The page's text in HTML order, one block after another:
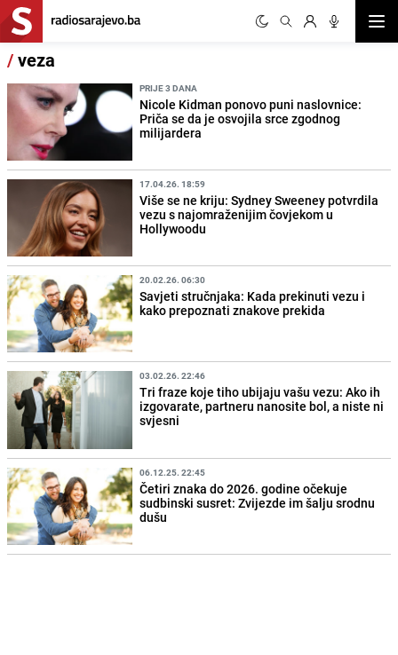
/veza
PRIJE 3 DANA
Nicole Kidman ponovo puni naslovnice:
Priča se da je osvojila srce zgodnog
milijardera
17.04.26. 18:59
Više se ne kriju: Sydney Sweeney potvrdila
vezu s najomraženijim čovjekom u
Hollywoodu
20.02.26. 06:30
Savjeti stručnjaka: Kada prekinuti vezu i
kako prepoznati znakove prekida
03.02.26. 22:46
Tri fraze koje tiho ubijaju vašu vezu: Ako ih
izgovarate, partneru nanosite bol, a niste ni
svjesni
06.12.25. 22:45
Četiri znaka do 2026. godine očekuje
sudbinski susret: Zvijezde im šalju srodnu
dušu